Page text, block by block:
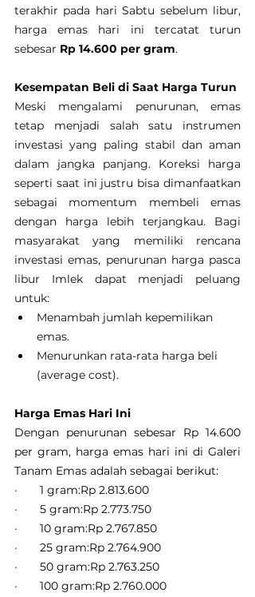
terakhir pada hari Sabtu sebelum libur,
harga emas hari ini tercatat turun
sebesar Rp 14.600 per gram.
Kesempatan Beli di Saat Harga Turun
Meski mengalami penurunan, emas
tetap menjadi salah satu instrumen
investasi yang paling stabil dan aman
dalam jangka panjang. Koreksi harga
seperti saat ini justru bisa dimanfaatkan
sebagai momentum membeli emas
dengan harga lebih terjangkau. Bagi
masyarakat yang memiliki rencana
investasi emas, penurunan harga pasca
libur Imlek dapat menjadi peluang
untuk:
Menambah jumlah kepemilikan
emas.
Menurunkan rata-rata harga beli
(average cost).
Harga Emas Hari Ini
Dengan penurunan sebesar Rp 14.600
per gram, harga emas hari ini di Galeri
Tanam Emas adalah sebagai berikut:
·       1 gram:Rp 2.813.600
·       5 gram:Rp 2.773.750
·       10 gram:Rp 2.767.850
·       25 gram:Rp 2.764.900
·       50 gram:Rp 2.763.250
·       100 gram:Rp 2.760.000